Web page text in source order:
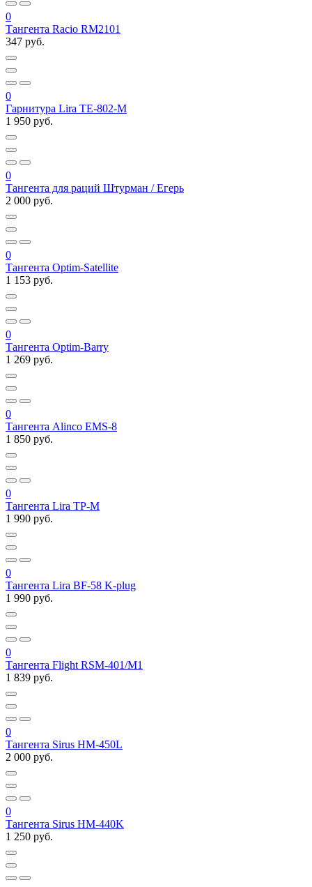
0
Тангента Racio RM2101
347 руб.
0
Гарнитура Lira TE-802-M
1 950 руб.
0
Тангента для раций Штурман / Егерь
2 000 руб.
0
Тангента Optim-Satellite
1 153 руб.
0
Тангента Optim-Barry
1 269 руб.
0
Тангента Alinco EMS-8
1 850 руб.
0
Тангента Lira ТP-M
1 990 руб.
0
Тангента Lira BF-58 K-plug
1 990 руб.
0
Тангента Flight RSM-401/M1
1 839 руб.
0
Тангента Sirus HM-450L
2 000 руб.
0
Тангента Sirus HM-440K
1 250 руб.